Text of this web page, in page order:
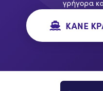
γρήγορα
ΚΑΝΕ